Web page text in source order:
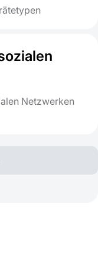
Netzwerken